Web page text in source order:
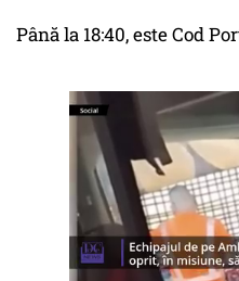
Până la 18:40, este Cod